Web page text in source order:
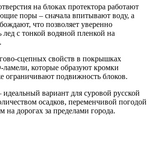
на блоках протектора работают
поры – сначала впитывают воду, а
что позволяет уверенно
лед с тонкой водяной пленкой на
сцепных свойств в покрышках
которые образуют кромки
ограничивают подвижность блоков.
вариант для суровой русской
осадков, переменчивой погодой
на дорогах за пределами города.